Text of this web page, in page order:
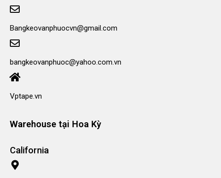
Bangkeovanphuocvn@gmail.com
bangkeovanphuoc@yahoo.com.vn
Vptape.vn
Warehouse tại Hoa Kỳ
California